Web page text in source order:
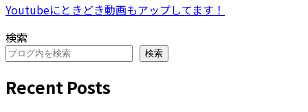
Youtubeにときどき動画もアップしてます！
検索
検索
Recent Posts